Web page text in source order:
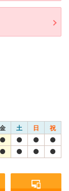
金 土 日 祝